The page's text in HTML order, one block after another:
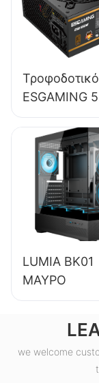
Τροφοδοτικό
ESGAMING
υψηλής
απόδοσης
80+ χάλκινο,
ESB550W
LUMIA BK01
ΜΑΥΡΟ
we welcome